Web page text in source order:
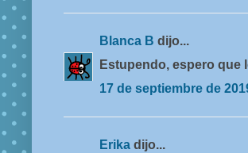
Blanca B dijo...
Estupendo, espero que
17 de septiembre de
Erika dijo...